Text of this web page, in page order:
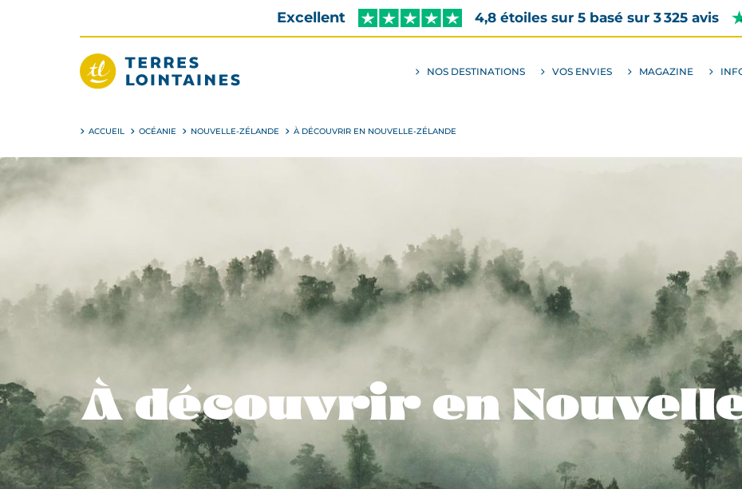
contenu
Excellent 4,8 étoiles sur 5 basé sur 3 325 avis
NOS DESTINATIONS
ALLER
VOS ENVIES MAGAZINE
ACCUEIL OCÉANIE NOUVELLE-ZÉLANDE À DÉCOUVRIR EN NOUVELLE-ZÉLANDE
À découvrir en